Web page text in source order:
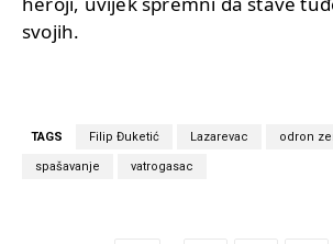
svojih.
TAGS Filip Đuketić Lazarevac odron
spašavanje vatrogasac